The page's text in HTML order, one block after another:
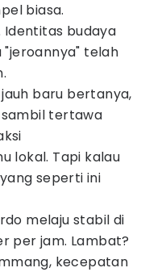
biasa.
Identitas budaya
telah
baru bertanya,
sambil tertawa
lokal. Tapi kalau
seperti ini
melaju stabil di
per jam. Lambat?
kecepatan